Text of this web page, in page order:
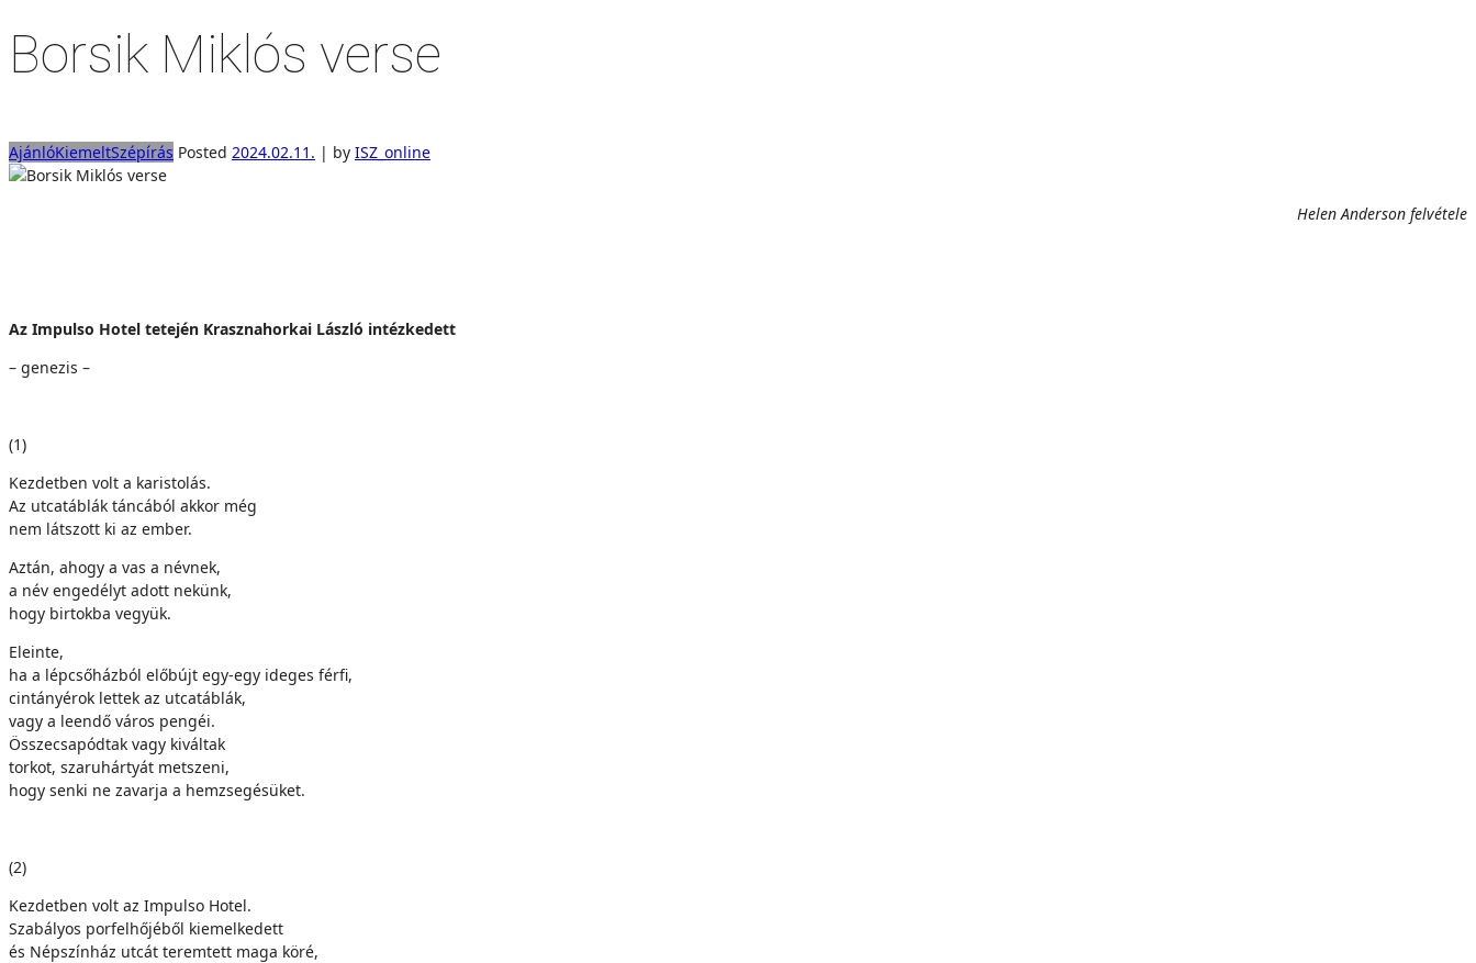
Borsik Miklós verse
AjánlóKiemeltSzépírás Posted 2024.02.11. | by ISZ_online
Helen Anderson felvétele
Az Impulso Hotel tetején Krasznahorkai László intézkedett
– genezis –
(1)
Kezdetben volt a karistolás.
Az utcatáblák táncából akkor még
nem látszott ki az ember.
Aztán, ahogy a vas a névnek,
a név engedélyt adott nekünk,
hogy birtokba vegyük.
Eleinte,
ha a lépcsőházból előbújt egy-egy ideges férfi,
cintányérok lettek az utcatáblák,
vagy a leendő város pengéi.
Összecsapódtak vagy kiváltak
torkot, szaruhártyát metszeni,
hogy senki ne zavarja a hemzsegésüket.
(2)
Kezdetben volt az Impulso Hotel.
Szabályos porfelhőjéből kiemelkedett
és Népszínház utcát teremtett maga köré,